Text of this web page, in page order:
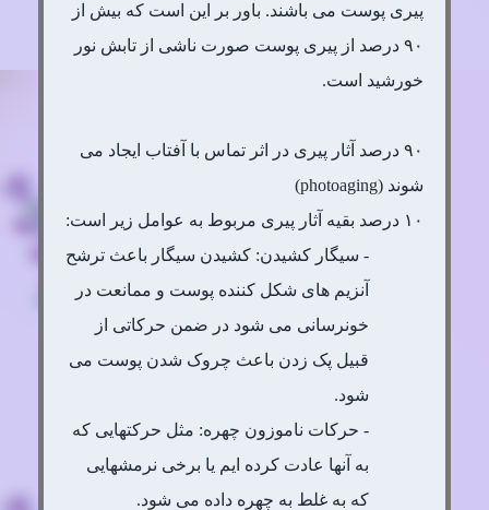
پیری پوست می باشند. باور بر این است که بیش از
۹۰ درصد از پیری پوست صورت ناشی از تابش نور
خورشید است.
۹۰ درصد آثار پیری در اثر تماس با آفتاب ایجاد می
شوند (photoaging)
۱۰ درصد بقیه آثار پیری مربوط به عوامل زیر است:
- سیگار کشیدن: کشیدن سیگار باعث ترشح
آنزیم های شکل کننده پوست و ممانعت در
خونرسانی می شود در ضمن حرکاتی از
قبیل پک زدن باعث چروک شدن پوست می
شود.
- حرکات ناموزون چهره: مثل حرکتهایی که
به آنها عادت کرده ایم یا برخی نرمشهایی
که به غلط به چهره داده می شود.